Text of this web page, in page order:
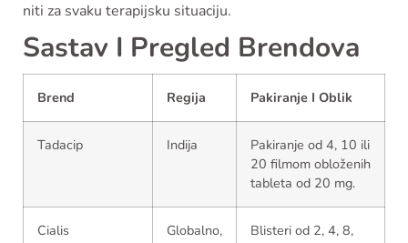
niti za svaku terapijsku situaciju.
Sastav I Pregled Brendova
Brend Regija Pakiranje I Oblik
Tadacip Indija
Pakiranje od 4, 10 ili
20 filmom obloženih
tableta od 20 mg.
Cialis
Globalno,
Blisteri od 2, 4, 8,